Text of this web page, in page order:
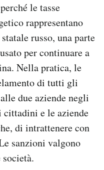
le tasse
rappresentano
russo, una parte
per continuare a
Nella pratica, le
di tutti gli
due aziende negli
e le aziende
di intrattenere con
sanzioni valgono